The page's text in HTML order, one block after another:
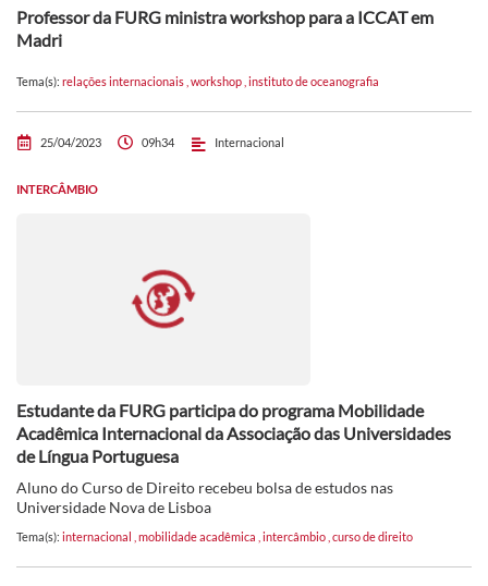
Professor da FURG ministra workshop para a ICCAT em
Madri
Tema(s): relações internacionais workshop instituto de oceanografia
25/04/2023 09h34 Internacional
INTERCÂMBIO
Estudante da FURG participa do programa Mobilidade
Acadêmica Internacional da Associação das Universidades
de Língua Portuguesa
Aluno do Curso de Direito recebeu bolsa de estudos nas
Universidade Nova de Lisboa
Tema(s): internacional mobilidade acadêmica intercâmbio curso de direito